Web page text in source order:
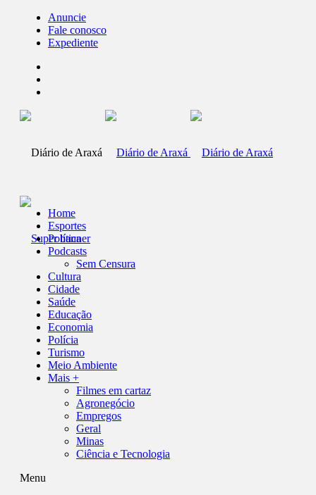
Anuncie
Fale conosco
Expediente
Home
Esportes
Política
Podcasts
Sem Censura
Cultura
Cidade
Saúde
Educação
Economia
Polícia
Turismo
Meio Ambiente
Mais +
Filmes em cartaz
Agronegócio
Empregos
Geral
Minas
Ciência e Tecnologia
Menu